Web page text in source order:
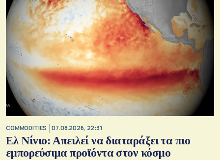
COMMODITIES 07.08.2026, 22:31
Ελ Νίνιο: Απειλεί να διαταράξει τα πιο
εμπορεύσιμα προϊόντα στον κόσμο